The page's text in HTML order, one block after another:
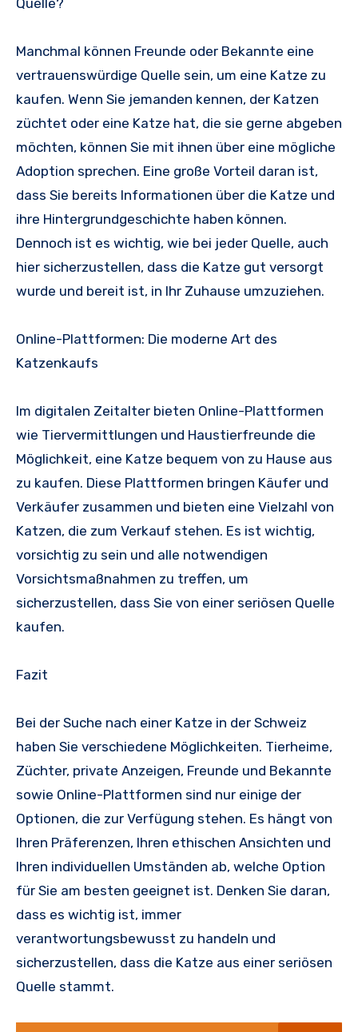
Quelle?
Manchmal können Freunde oder Bekannte eine
vertrauenswürdige Quelle sein, um eine Katze zu
kaufen. Wenn Sie jemanden kennen, der Katzen
züchtet oder eine Katze hat, die sie gerne abgeben
möchten, können Sie mit ihnen über eine mögliche
Adoption sprechen. Eine große Vorteil daran ist,
dass Sie bereits Informationen über die Katze und
ihre Hintergrundgeschichte haben können.
Dennoch ist es wichtig, wie bei jeder Quelle, auch
hier sicherzustellen, dass die Katze gut versorgt
wurde und bereit ist, in Ihr Zuhause umzuziehen.
Online-Plattformen: Die moderne Art des
Katzenkaufs
Im digitalen Zeitalter bieten Online-Plattformen
wie Tiervermittlungen und Haustierfreunde die
Möglichkeit, eine Katze bequem von zu Hause aus
zu kaufen. Diese Plattformen bringen Käufer und
Verkäufer zusammen und bieten eine Vielzahl von
Katzen, die zum Verkauf stehen. Es ist wichtig,
vorsichtig zu sein und alle notwendigen
Vorsichtsmaßnahmen zu treffen, um
sicherzustellen, dass Sie von einer seriösen Quelle
kaufen.
Fazit
Bei der Suche nach einer Katze in der Schweiz
haben Sie verschiedene Möglichkeiten. Tierheime,
Züchter, private Anzeigen, Freunde und Bekannte
sowie Online-Plattformen sind nur einige der
Optionen, die zur Verfügung stehen. Es hängt von
Ihren Präferenzen, Ihren ethischen Ansichten und
Ihren individuellen Umständen ab, welche Option
für Sie am besten geeignet ist. Denken Sie daran,
dass es wichtig ist, immer
verantwortungsbewusst zu handeln und
sicherzustellen, dass die Katze aus einer seriösen
Quelle stammt.